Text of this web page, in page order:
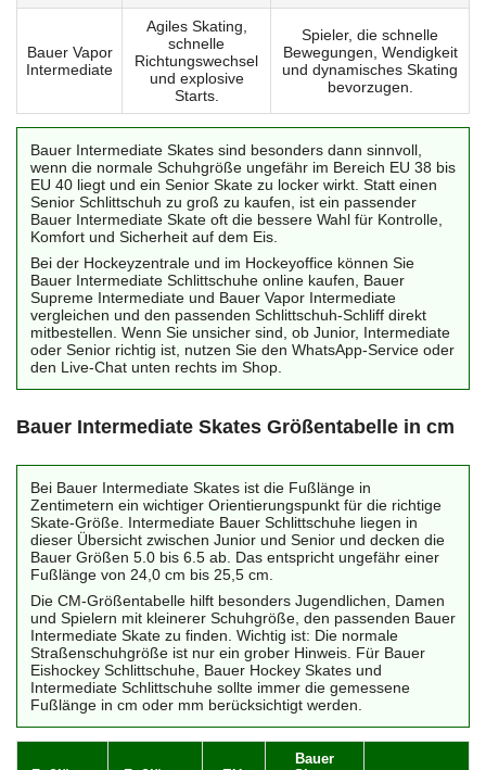
Bauer Vapor
Intermediate
Agiles Skating,
schnelle
Richtungswechsel
und explosive
Starts.
Spieler, die schnelle
Bewegungen, Wendigkeit
und dynamisches Skating
bevorzugen.
Bauer Intermediate Skates sind besonders dann sinnvoll,
wenn die normale Schuhgröße ungefähr im Bereich EU 38 bis
EU 40 liegt und ein Senior Skate zu locker wirkt. Statt einen
Senior Schlittschuh zu groß zu kaufen, ist ein passender
Bauer Intermediate Skate oft die bessere Wahl für Kontrolle,
Komfort und Sicherheit auf dem Eis.
Bei der Hockeyzentrale und im Hockeyoffice können Sie
Bauer Intermediate Schlittschuhe online kaufen, Bauer
Supreme Intermediate und Bauer Vapor Intermediate
vergleichen und den passenden Schlittschuh-Schliff direkt
mitbestellen. Wenn Sie unsicher sind, ob Junior, Intermediate
oder Senior richtig ist, nutzen Sie den WhatsApp-Service oder
den Live-Chat unten rechts im Shop.
Bauer Intermediate Skates Größentabelle in cm
Bei Bauer Intermediate Skates ist die Fußlänge in
Zentimetern ein wichtiger Orientierungspunkt für die richtige
Skate-Größe. Intermediate Bauer Schlittschuhe liegen in
dieser Übersicht zwischen Junior und Senior und decken die
Bauer Größen 5.0 bis 6.5 ab. Das entspricht ungefähr einer
Fußlänge von 24,0 cm bis 25,5 cm.
Die CM-Größentabelle hilft besonders Jugendlichen, Damen
und Spielern mit kleinerer Schuhgröße, den passenden Bauer
Intermediate Skate zu finden. Wichtig ist: Die normale
Straßenschuhgröße ist nur ein grober Hinweis. Für Bauer
Eishockey Schlittschuhe, Bauer Hockey Skates und
Intermediate Schlittschuhe sollte immer die gemessene
Fußlänge in cm oder mm berücksichtigt werden.
Bauer